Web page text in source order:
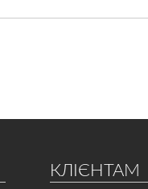
КЛІЄНТАМ